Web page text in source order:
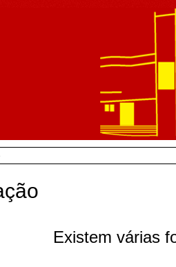
Existem várias